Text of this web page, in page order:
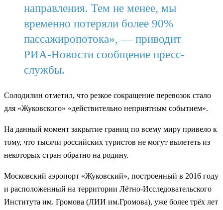
направления. Тем не менее, мы
временно потеряли более 90%
пассажиропотока», — приводит
РИА-Новости сообщение пресс-
службы.
Солодилин отметил, что резкое сокращение перевозок стало
для «Жуковского» «действительно неприятным событием».
На данный момент закрытие границ по всему миру привело к
тому, что тысячи российских туристов не могут вылететь из
некоторых стран обратно на родину.
Московский аэропорт «Жуковский», построенный в 2016 году
и расположенный на территории Лётно-Исследовательского
Института им. Громова (ЛИИ им.Громова), уже более трёх лет